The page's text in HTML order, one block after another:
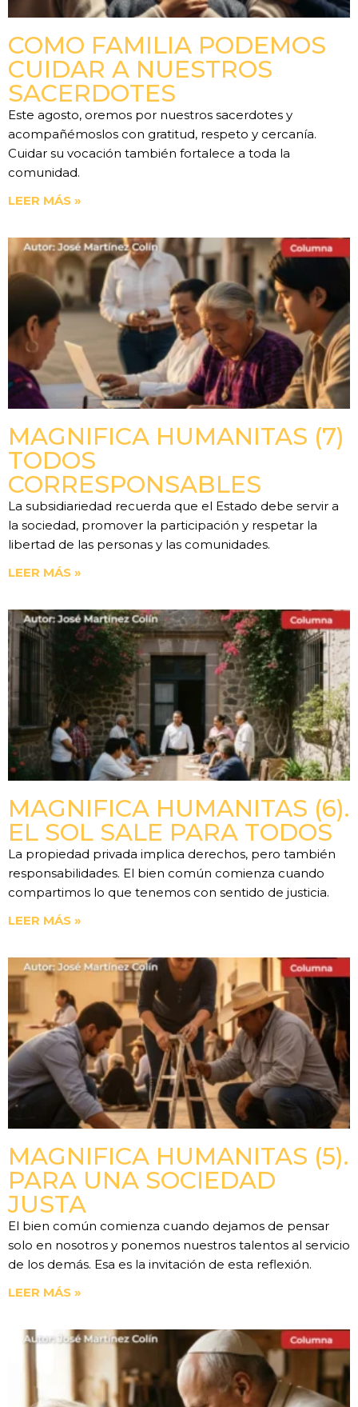
COMO FAMILIA PODEMOS
CUIDAR A NUESTROS
SACERDOTES
Este agosto, oremos por nuestros sacerdotes y
acompañémoslos con gratitud, respeto y cercanía.
Cuidar su vocación también fortalece a toda la
comunidad.
LEER MÁS »
MAGNIFICA HUMANITAS (7)
TODOS
CORRESPONSABLES
La subsidiariedad recuerda que el Estado debe servir a
la sociedad, promover la participación y respetar la
libertad de las personas y las comunidades.
LEER MÁS »
MAGNIFICA HUMANITAS (6).
EL SOL SALE PARA TODOS
La propiedad privada implica derechos, pero también
responsabilidades. El bien común comienza cuando
compartimos lo que tenemos con sentido de justicia.
LEER MÁS »
MAGNIFICA HUMANITAS (5).
PARA UNA SOCIEDAD
JUSTA
El bien común comienza cuando dejamos de pensar
solo en nosotros y ponemos nuestros talentos al servicio
de los demás. Esa es la invitación de esta reflexión.
LEER MÁS »